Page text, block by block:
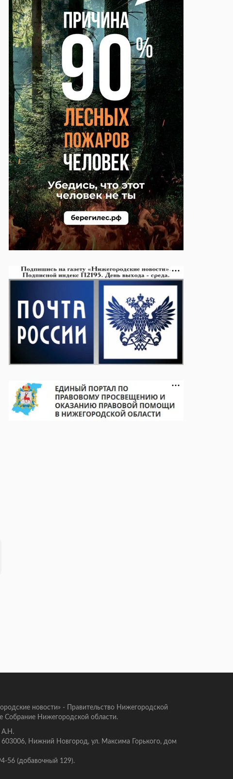
новости» - Правительство Нижегородской
Собрание Нижегородской области.
А.Н.
603006, Нижний Новгород, ул. Максима Горького, дом
56 (добавочный 129).